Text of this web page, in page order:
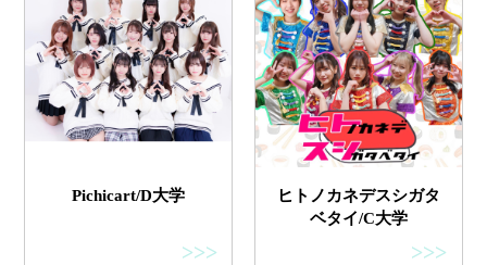
Pichicart/D大学
>>>
ヒトノカネデスシガタ
ベタイ/C大学
>>>